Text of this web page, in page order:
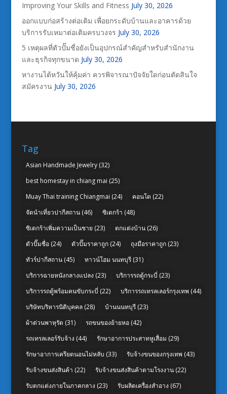
Improving Your Skills and Fitness July 30, 2026
ออกแบบก่อสร้างต่อเติม เพื่อยกระดับบ้านและอาคารด้วย
บริการรับเหมาต่อเติมครบวงจร July 30, 2026
5 เหตุผลที่ตัวปั๊มชื่อยังเป็นอุปกรณ์สำคัญสำหรับสำนักงาน
และธุรกิจทุกขนาด July 30, 2026
หางานไต้หวันให้คุ้มค่า ควรพิจารณาปัจจัยใดก่อนตัดสินใจ
สมัครงาน July 30, 2026
Tag
Asian Handmade Jewelry(32)
best homestay in chiang mai (25)
Muay Thai training Chiangmai (24) คอนโด (22)
จัดนำเที่ยวปากีสถาน(46) ซิเดกร้า (48)
ซิเดกร้าเพิ่มความเป็นชาย (23) ตกแต่งบ้าน(26)
ตัวปั๊มชื่อ(24) ตัวปั๊มราคาถูก(24) ถุงมือราคาถูก(23)
ทัวร์ปากีสถาน(45) ทาวน์โฮม นนทบุรี(31)
บริการฉายหนังกลางแปลง (23) บริการรถตู้กระบี่ (23)
บริการรถตู้พร้อมคนขับกระบี่ (22) บริการรถเทรลเลอร์กรุงเทพ (44)
บริษัทบริหารนิติบุคคล(28) บ้านนนทบุรี(23)
ผ้าต่วนพาหุรัด (31) รถขนของย้ายหอ(42)
รถเทรลเลอร์รับจ้าง (44) รักษาอาการประสาทหูเสื่อม (29)
รักษาอาการเครียดนอนไม่หลับ (33) รับจ้างขนของกรุงเทพ (43)
รับจ้างขนส่งสินค้า (22) รับจ้างขนส่งสินค้าตามโรงงาน(22)
รับตกแต่งภายในภาคกลาง (23) รับผลิตเครื่องสำอาง (67)